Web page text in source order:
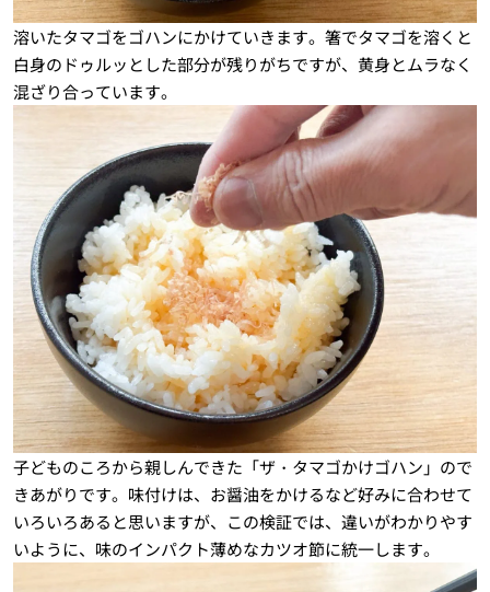
溶いたタマゴをゴハンにかけていきます。箸でタマゴを溶くと
白身のドゥルッとした部分が残りがちですが、黄身とムラなく
混ざり合っています。
子どものころから親しんできた「ザ・タマゴかけゴハン」ので
きあがりです。味付けは、お醤油をかけるなど好みに合わせて
いろいろあると思いますが、この検証では、違いがわかりやす
いように、味のインパクト薄めなカツオ節に統一します。